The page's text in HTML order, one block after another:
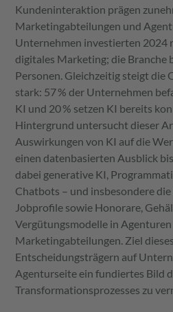
Kundeninteraktion prägen
Marketingabteilungen und
Unternehmen investierten 2024
digitales Marketing; die Branche
Personen. Gleichzeitig steigt die
stark: 57 % der Unternehmen
KI und 20 % setzen KI bereits
Hintergrund untersucht dieser
Auswirkungen von KI auf die
einen datenbasierten Ausblick
dabei generative KI,
Chatbots – und insbesondere
Jobprofile sowie Honorare,
Vergütungsmodelle in
Marketingabteilungen. Ziel
Entscheidungsträgern auf
Agenturseite ein fundiertes Bild
Transformationsprozesses zu